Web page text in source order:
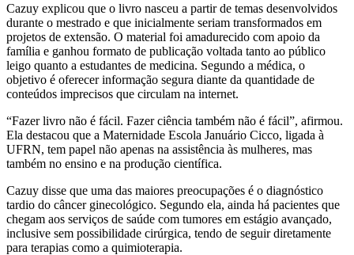
Cazuy explicou que o livro nasceu a partir de temas desenvolvidos
durante o mestrado e que inicialmente seriam transformados em
projetos de extensão. O material foi amadurecido com apoio da
família e ganhou formato de publicação voltada tanto ao público
leigo quanto a estudantes de medicina. Segundo a médica, o
objetivo é oferecer informação segura diante da quantidade de
conteúdos imprecisos que circulam na internet.
“Fazer livro não é fácil. Fazer ciência também não é fácil”, afirmou.
Ela destacou que a Maternidade Escola Januário Cicco, ligada à
UFRN, tem papel não apenas na assistência às mulheres, mas
também no ensino e na produção científica.
Cazuy disse que uma das maiores preocupações é o diagnóstico
tardio do câncer ginecológico. Segundo ela, ainda há pacientes que
chegam aos serviços de saúde com tumores em estágio avançado,
inclusive sem possibilidade cirúrgica, tendo de seguir diretamente
para terapias como a quimioterapia.